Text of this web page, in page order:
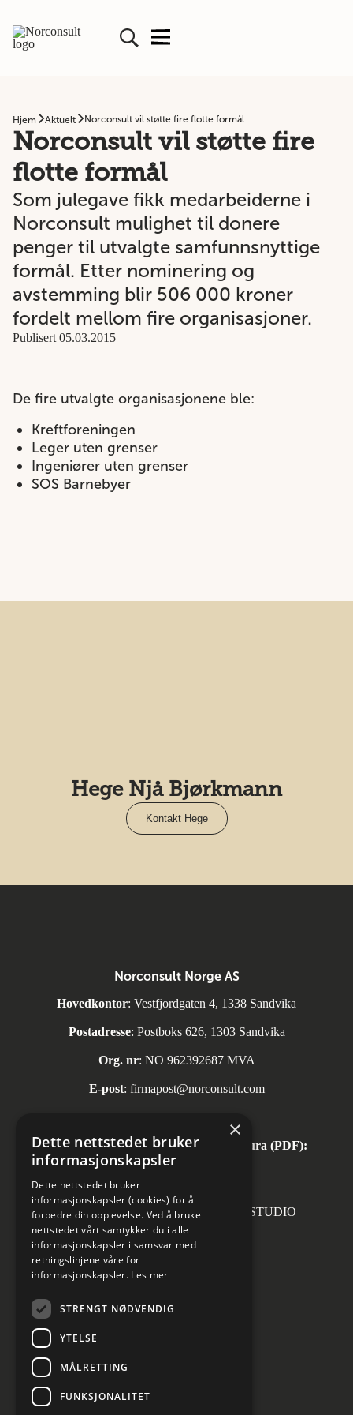
Hjem Aktuelt Norconsult vil støtte fire flotte formål
Norconsult vil støtte fire
flotte formål
Som julegave fikk medarbeiderne i
Norconsult mulighet til donere
penger til utvalgte samfunnsnyttige
formål. Etter nominering og
avstemming blir 506 000 kroner
fordelt mellom fire organisasjoner.
Publisert 05.03.2015
De fire utvalgte organisasjonene ble:
Kreftforeningen
Leger uten grenser
Ingeniører uten grenser
SOS Barnebyer
Hege Njå Bjørkmann
Kontakt Hege
Norconsult Norge AS
Hovedkontor: Vestfjordgaten 4, 1338 Sandvika
Postadresse: Postboks 626, 1303 Sandvika
Org. nr: NO 962392687 MVA
E-post: firmapost@norconsult.com
Tlf: +47 67 57 10 00
Automatisk mottak av inngående faktura (PDF):
invoice.no@norconsult.com
Forsidefoto: RASMUS HJORTSHOJ STUDIO
Cookies innstillinger
×
Dette nettstedet bruker
informasjonskapsler
Dette nettstedet bruker
informasjonskapsler (cookies) for å
forbedre din opplevelse. Ved å bruke
nettstedet vårt samtykker du i alle
informasjonskapsler i samsvar med
retningslinjene våre for
informasjonskapsler. Les mer
STRENGT NØDVENDIG
YTELSE
MÅLRETTING
FUNKSJONALITET